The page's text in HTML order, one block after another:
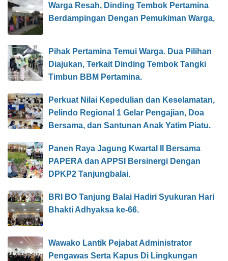
Warga Resah, Dinding Tembok Pertamina
Berdampingan Dengan Pemukiman Warga,
Pihak Pertamina Temui Warga. Dua Pilihan
Diajukan, Terkait Dinding Tembok Tangki
Timbun BBM Pertamina.
Perkuat Nilai Kepedulian dan Keselamatan,
Pelindo Regional 1 Gelar Pengajian, Doa
Bersama, dan Santunan Anak Yatim Piatu.
Panen Raya Jagung Kwartal II Bersama
PAPERA dan APPSI Bersinergi Dengan
DPKP2 Tanjungbalai.
BRI BO Tanjung Balai Hadiri Syukuran Hari
Bhakti Adhyaksa ke-66.
Wawako Lantik Pejabat Administrator
Pengawas Serta Kapus Di Lingkungan